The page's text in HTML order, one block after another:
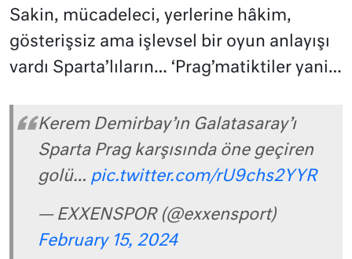
Sakin, mücadeleci, yerlerine hâkim,
gösterişsiz ama işlevsel bir oyun anlayışı
vardı Sparta’lıların… ‘Prag’matiktiler yani…
Kerem Demirbay’ın Galatasaray’ı
Sparta Prag karşısında öne geçiren
golü… pic.twitter.com/rU9chs2YYR
— EXXENSPOR (@exxensport)
February 15, 2024